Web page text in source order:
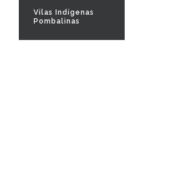
Vilas Indígenas
Pombalinas